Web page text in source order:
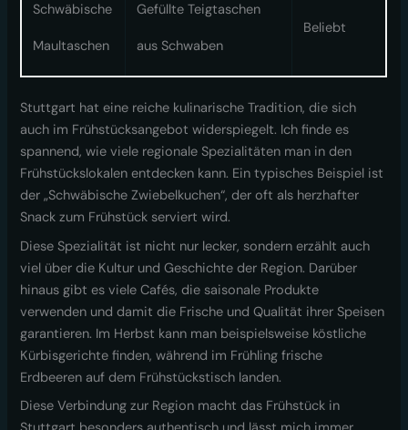
Schwäbische
Maultaschen
Gefüllte Teigtaschen
aus Schwaben
Beliebt
Stuttgart hat eine reiche kulinarische Tradition, die sich
auch im Frühstücksangebot widerspiegelt. Ich finde es
spannend, wie viele regionale Spezialitäten man in den
Frühstückslokalen entdecken kann. Ein typisches Beispiel ist
der „Schwäbische Zwiebelkuchen“, der oft als herzhafter
Snack zum Frühstück serviert wird.
Diese Spezialität ist nicht nur lecker, sondern erzählt auch
viel über die Kultur und Geschichte der Region. Darüber
hinaus gibt es viele Cafés, die saisonale Produkte
verwenden und damit die Frische und Qualität ihrer Speisen
garantieren. Im Herbst kann man beispielsweise köstliche
Kürbisgerichte finden, während im Frühling frische
Erdbeeren auf dem Frühstückstisch landen.
Diese Verbindung zur Region macht das Frühstück in